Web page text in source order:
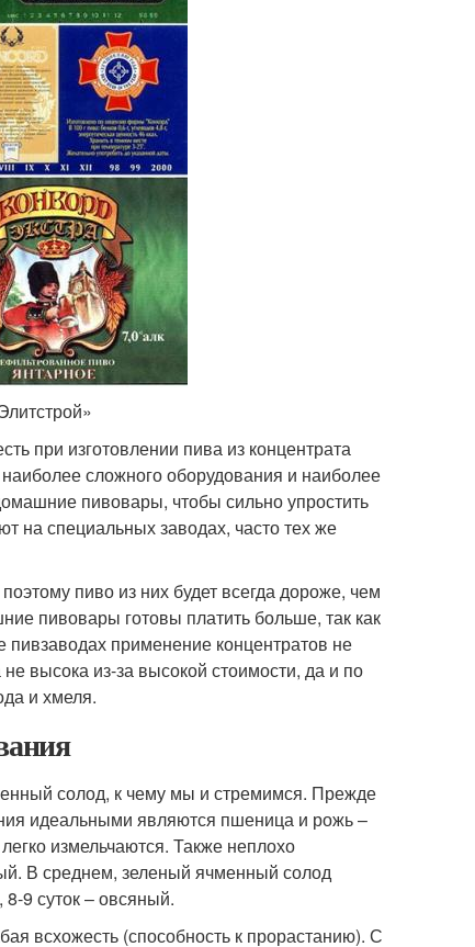
при изготовлении пива из концентрата
сложного оборудования и наиболее
пивовары, чтобы сильно упростить
на специальных заводах, часто тех же
пиво из них будет всегда дороже, чем
пивовары готовы платить больше, так как
применение концентратов не
высока из-за высокой стоимости, да и по
и хмеля.
солод, к чему мы и стремимся. Прежде
идеальными являются пшеница и рожь –
измельчаются. Также неплохо
В среднем, зеленый ячменный солод
8-9 суток – овсяный.
всхожесть (способность к прорастанию). С